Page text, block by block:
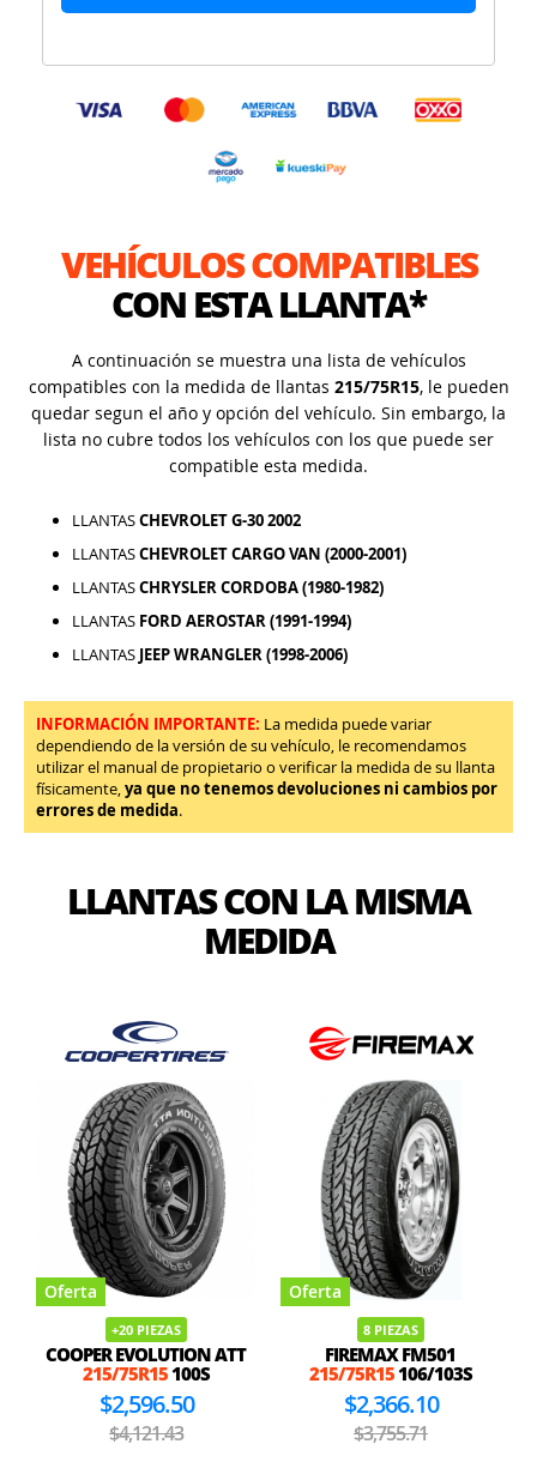
VEHÍCULOS COMPATIBLES
CON ESTA LLANTA*
A continuación se muestra una lista de vehículos
compatibles con la medida de llantas 215/75R15, le pueden
quedar segun el año y opción del vehículo. Sin embargo, la
lista no cubre todos los vehículos con los que puede ser
compatible esta medida.
LLANTASCHEVROLET G-30 2002
LLANTASCHEVROLET CARGO VAN (2000-2001)
LLANTASCHRYSLER CORDOBA (1980-1982)
LLANTAS FORD AEROSTAR (1991-1994)
LLANTAS JEEP WRANGLER (1998-2006)
INFORMACIÓN IMPORTANTE: La medida puede variar
dependiendo de la versión de su vehículo, le recomendamos
utilizar el manual de propietario o verificar la medida de su llanta
físicamente,ya que no tenemos devoluciones ni cambios por
errores de medida.
LLANTAS CON LA MISMA
MEDIDA
Oferta
+20 PIEZAS
COOPER EVOLUTION ATT
215/75R15100S
$2,596.50
$4,121.43
Oferta
8 PIEZAS
FIREMAX FM501
215/75R15106/103S
$2,366.10
$3,755.71